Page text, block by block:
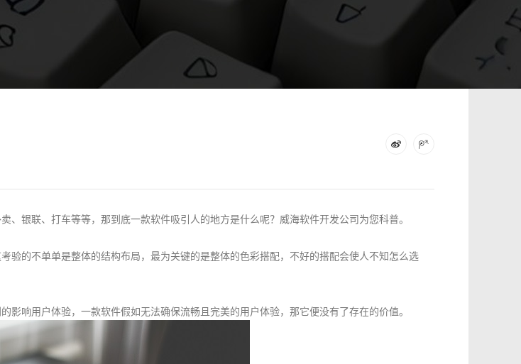
银联、打车等等，那到底一款软件吸引人的地方是什么呢？威海软件开发公司为您科普。
验的不单单是整体的结构布局，最为关键的是整体的色彩搭配，不好的搭配会使人不知怎么选
响用户体验，一款软件假如无法确保流畅且完美的用户体验，那它便没有了存在的价值。